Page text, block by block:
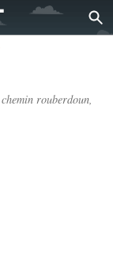
chemin rouberdoun,